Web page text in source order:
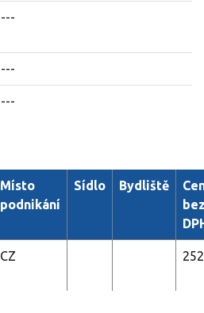
---
---
---
Místo
podnikání
Sídlo Bydliště
CZ